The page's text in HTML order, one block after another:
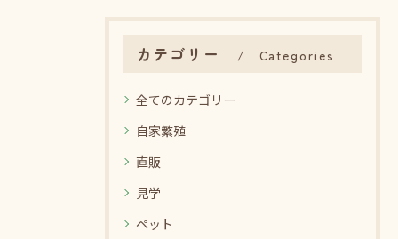
カテゴリー Categories
全てのカテゴリー
自家繁殖
直販
見学
ペット